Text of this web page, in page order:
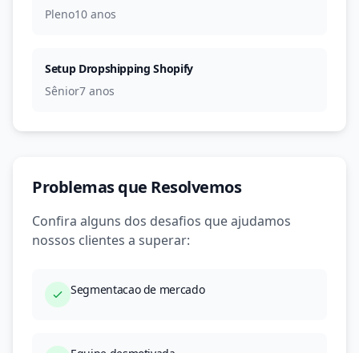
Pleno10 anos
Setup Dropshipping Shopify
Sênior7 anos
Problemas que Resolvemos
Confira alguns dos desafios que ajudamos
nossos clientes a superar:
Segmentacao de mercado